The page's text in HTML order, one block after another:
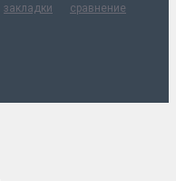
закладки
сравнение